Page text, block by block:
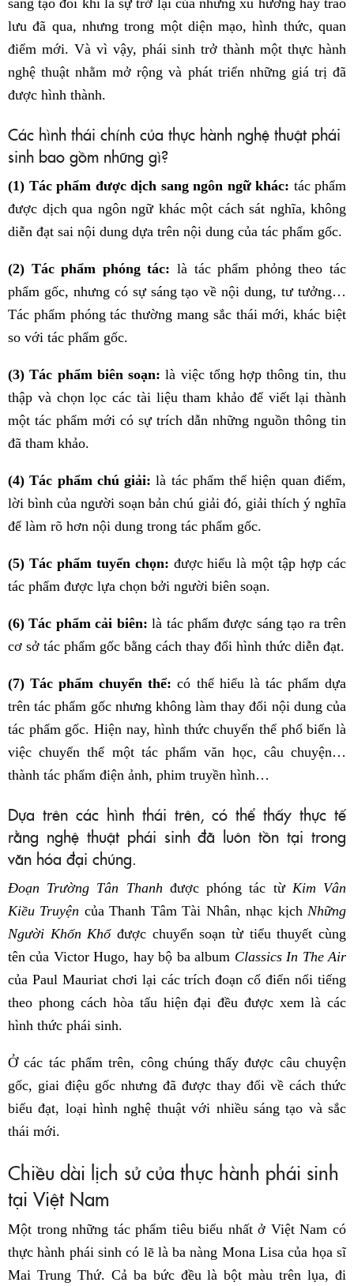
lưu đã qua, nhưng trong một diện mạo, hình thức, quan
điểm mới. Và vì vậy, phái sinh trở thành một thực hành
nghệ thuật nhằm mở rộng và phát triển những giá trị đã
được hình thành.
Các hình thái chính của thực hành nghệ thuật phái
sinh bao gồm những gì?
(1) Tác phẩm được dịch sang ngôn ngữ khác: tác phẩm
được dịch qua ngôn ngữ khác một cách sát nghĩa, không
diễn đạt sai nội dung dựa trên nội dung của tác phẩm gốc.
(2) Tác phẩm phóng tác: là tác phẩm phỏng theo tác
phẩm gốc, nhưng có sự sáng tạo về nội dung, tư tưởng…
Tác phẩm phóng tác thường mang sắc thái mới, khác biệt
so với tác phẩm gốc.
(3) Tác phẩm biên soạn: là việc tổng hợp thông tin, thu
thập và chọn lọc các tài liệu tham khảo để viết lại thành
một tác phẩm mới có sự trích dẫn những nguồn thông tin
đã tham khảo.
(4) Tác phẩm chú giải: là tác phẩm thể hiện quan điểm,
lời bình của người soạn bản chú giải đó, giải thích ý nghĩa
để làm rõ hơn nội dung trong tác phẩm gốc.
(5) Tác phẩm tuyển chọn: được hiểu là một tập hợp các
tác phẩm được lựa chọn bởi người biên soạn.
(6) Tác phẩm cải biên: là tác phẩm được sáng tạo ra trên
cơ sở tác phẩm gốc bằng cách thay đổi hình thức diễn đạt.
(7) Tác phẩm chuyển thể: có thể hiểu là tác phẩm dựa
trên tác phẩm gốc nhưng không làm thay đổi nội dung của
tác phẩm gốc. Hiện nay, hình thức chuyển thể phổ biến là
việc chuyển thể một tác phẩm văn học, câu chuyện…
thành tác phẩm điện ảnh, phim truyền hình…
Dựa trên các hình thái trên, có thể thấy thực tế
rằng nghệ thuật phái sinh đã luôn tồn tại trong
văn hóa đại chúng.
Đoạn Trường Tân Thanh được phóng tác từKim Vân
Kiều Truyện của Thanh Tâm Tài Nhân, nhạc kịch Những
Người Khốn Khổđược chuyển soạn từ tiểu thuyết cùng
tên của Victor Hugo, hay bộ ba album Classics In The Air
của Paul Mauriat chơi lại các trích đoạn cổ điển nổi tiếng
theo phong cách hòa tấu hiện đại đều được xem là các
hình thức phái sinh.
Ở các tác phẩm trên, công chúng thấy được câu chuyện
gốc, giai điệu gốc nhưng đã được thay đổi về cách thức
biểu đạt, loại hình nghệ thuật với nhiều sáng tạo và sắc
thái mới.
Chiều dài lịch sử của thực hành phái sinh
tại Việt Nam
Một trong những tác phẩm tiêu biểu nhất ở Việt Nam có
thực hành phái sinh có lẽ là ba nàng Mona Lisa của họa sĩ
Mai Trung Thứ. Cả ba bức đều là bột màu trên lụa, đi